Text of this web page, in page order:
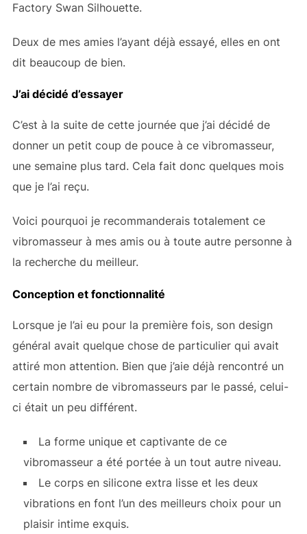
Factory Swan Silhouette.
Deux de mes amies l’ayant déjà essayé, elles en ont
dit beaucoup de bien.
J’ai décidé d’essayer
C’est à la suite de cette journée que j’ai décidé de
donner un petit coup de pouce à ce vibromasseur,
une semaine plus tard. Cela fait donc quelques mois
que je l’ai reçu.
Voici pourquoi je recommanderais totalement ce
vibromasseur à mes amis ou à toute autre personne à
la recherche du meilleur.
Conception et fonctionnalité
Lorsque je l’ai eu pour la première fois, son design
général avait quelque chose de particulier qui avait
attiré mon attention. Bien que j’aie déjà rencontré un
certain nombre de vibromasseurs par le passé, celui-
ci était un peu différent.
La forme unique et captivante de ce
vibromasseur a été portée à un tout autre niveau.
Le corps en silicone extra lisse et les deux
vibrations en font l’un des meilleurs choix pour un
plaisir intime exquis.